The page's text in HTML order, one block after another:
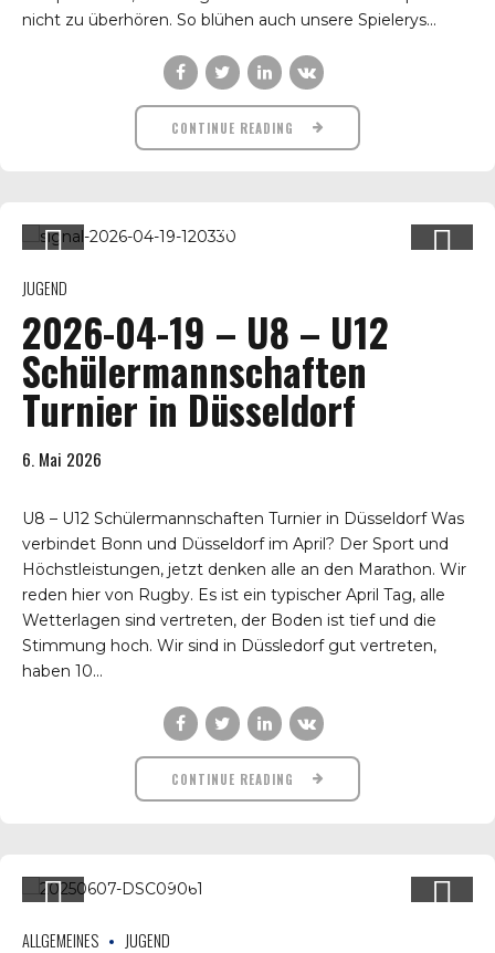
nicht zu überhören. So blühen auch unsere Spielerys...
CONTINUE READING
JUGEND
2026-04-19 – U8 – U12
Schülermannschaften
Turnier in Düsseldorf
6. Mai 2026
U8 – U12 Schülermannschaften Turnier in Düsseldorf Was
verbindet Bonn und Düsseldorf im April? Der Sport und
Höchstleistungen, jetzt denken alle an den Marathon. Wir
reden hier von Rugby. Es ist ein typischer April Tag, alle
Wetterlagen sind vertreten, der Boden ist tief und die
Stimmung hoch. Wir sind in Düssledorf gut vertreten,
haben 10...
CONTINUE READING
ALLGEMEINES JUGEND